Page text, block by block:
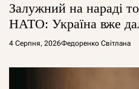
Залужний на нараді
НАТО: Україна вже
4 Серпня, 2026Федоренко Світлана